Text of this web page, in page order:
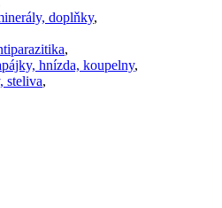
doplňky,
,
hnízda, koupelny,
steliva,